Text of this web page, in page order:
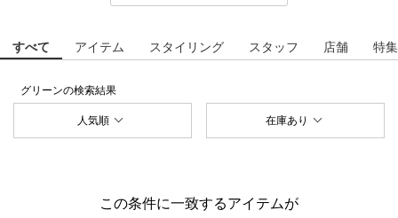
すべて アイテム スタイリング スタッフ 店舗 特集
グリーンの検索結果
人気順 在庫あり
この条件に一致するアイテムが